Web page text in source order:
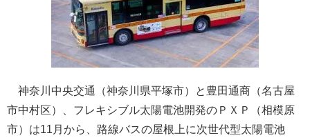
神奈川中央交通（神奈川県平塚市）と豊田通商（名古屋
市中村区）、フレキシブル太陽電池開発のＰＸＰ（相模原
市）は11月から、路線バスの屋根上に次世代型太陽電池